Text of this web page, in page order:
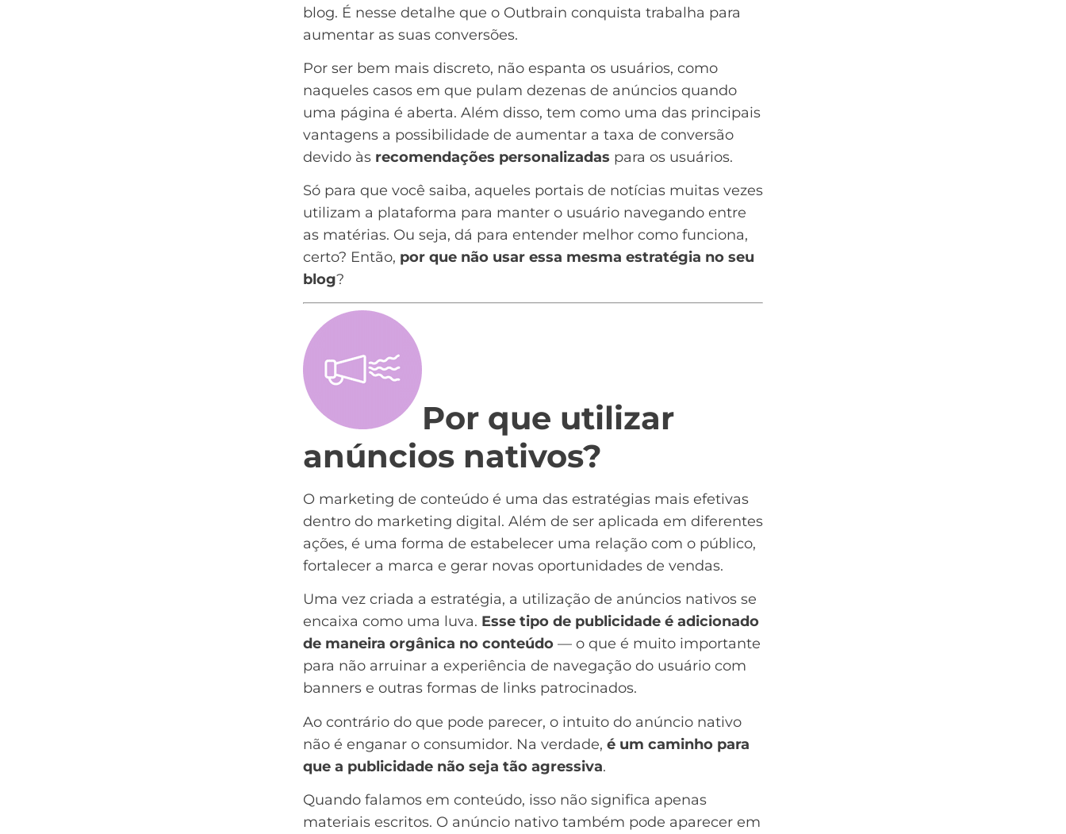
blog. É nesse detalhe que o Outbrain conquista trabalha para
aumentar as suas conversões.
Por ser bem mais discreto, não espanta os usuários, como
naqueles casos em que pulam dezenas de anúncios quando
uma página é aberta. Além disso, tem como uma das principais
vantagens a possibilidade de aumentar a taxa de conversão
devido às recomendações personalizadas para os usuários.
Só para que você saiba, aqueles portais de notícias muitas vezes
utilizam a plataforma para manter o usuário navegando entre
as matérias. Ou seja, dá para entender melhor como funciona,
certo? Então, por que não usar essa mesma estratégia no seu
blog?
Por que utilizar
anúncios nativos?
O marketing de conteúdo é uma das estratégias mais efetivas
dentro do marketing digital. Além de ser aplicada em diferentes
ações, é uma forma de estabelecer uma relação com o público,
fortalecer a marca e gerar novas oportunidades de vendas.
Uma vez criada a estratégia, a utilização de anúncios nativos se
encaixa como uma luva. Esse tipo de publicidade é adicionado
de maneira orgânica no conteúdo — o que é muito importante
para não arruinar a experiência de navegação do usuário com
banners e outras formas de links patrocinados.
Ao contrário do que pode parecer, o intuito do anúncio nativo
não é enganar o consumidor. Na verdade, é um caminho para
que a publicidade não seja tão agressiva.
Quando falamos em conteúdo, isso não significa apenas
materiais escritos. O anúncio nativo também pode aparecer em